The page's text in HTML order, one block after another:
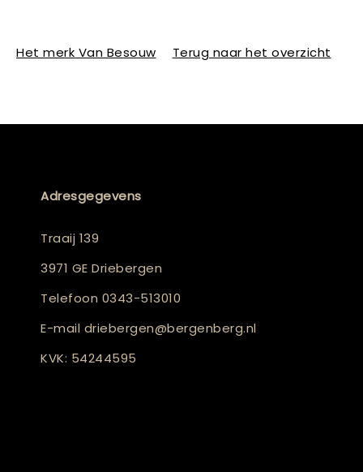
Het merk Van Besouw Terug naar het overzicht
Adresgegevens
Traaij 139
3971 GE Driebergen
Telefoon 0343-513010
E-mail driebergen@bergenberg.nl
KVK: 54244595